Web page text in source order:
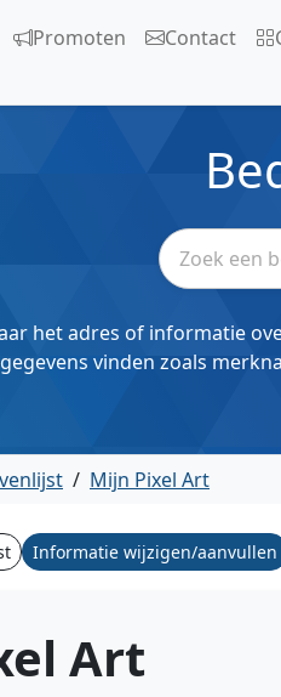
Promoten Contact
het adres of informatie
vinden zoals
/ Mijn Pixel Art
Informatie wijzigen/aanvullen
Art